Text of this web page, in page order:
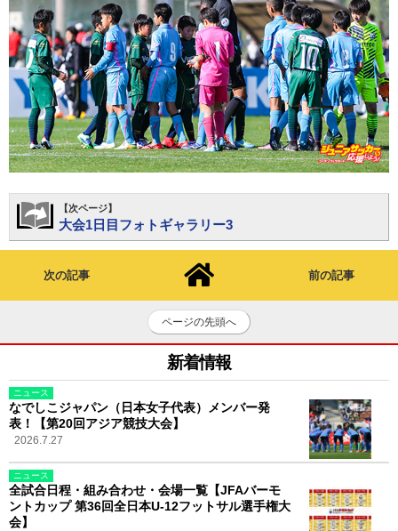
【次ページ】
大会1日目フォトギャラリー3
次の記事 前の記事
ページの先頭へ
新着情報
ニュース
なでしこジャパン（日本女子代表）メンバー発
表！【第20回アジア競技大会】
2026.7.27
ニュース
全試合日程・組み合わせ・会場一覧【JFAバーモ
ントカップ 第36回全日本U-12フットサル選手権大
会】